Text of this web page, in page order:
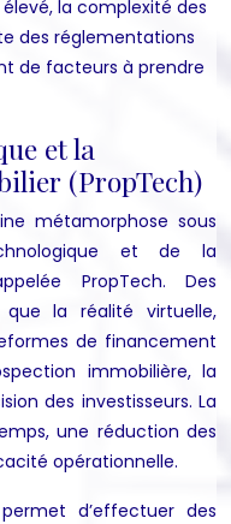
la complexité des
des réglementations
de facteurs à prendre
et la
(PropTech)
métamorphose sous
et de la
PropTech. Des
que la réalité virtuelle,
de financement
immobilière, la
des investisseurs. La
une réduction des
opérationnelle.
d’effectuer des